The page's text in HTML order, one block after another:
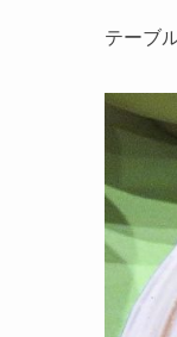
テーブ